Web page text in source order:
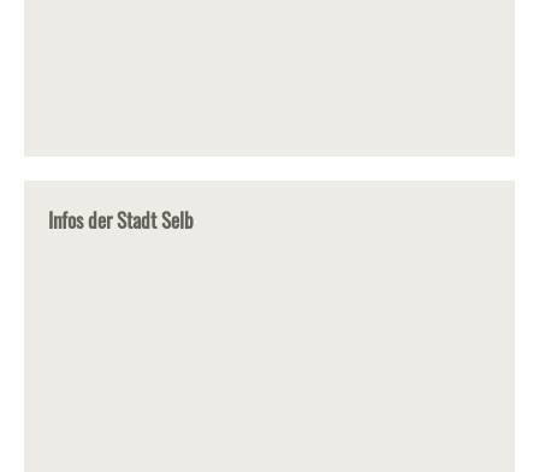
Infos der Stadt Selb